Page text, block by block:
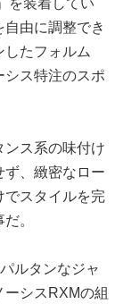
由に調整でき
したフォルム
シス特注のスポ
ンス系の味付け
ず、緻密なロー
でスタイルを完
。
ルタンなジャ
シスRXMの組